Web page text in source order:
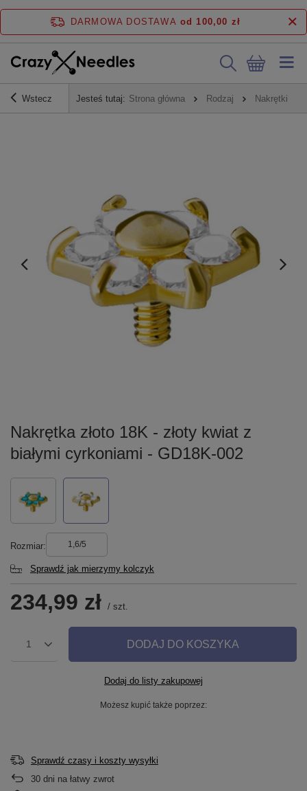
DARMOWA DOSTAWA od 100,00 zł
Wstecz Jesteś tutaj: Strona główna Rodzaj Nakrętki do
Nakrętka złoto 18K - złoty kwiat z
białymi cyrkoniami - GD18K-002
Rozmiar 1,6/5
Sprawdź jak mierzymy kolczyk
234,99 zł / szt.
1 DODAJ DO KOSZYKA
Dodaj do listy zakupowej
Możesz kupić także poprzez:
Sprawdź czasy i koszty wysyłki
30 dni na łatwy zwrot